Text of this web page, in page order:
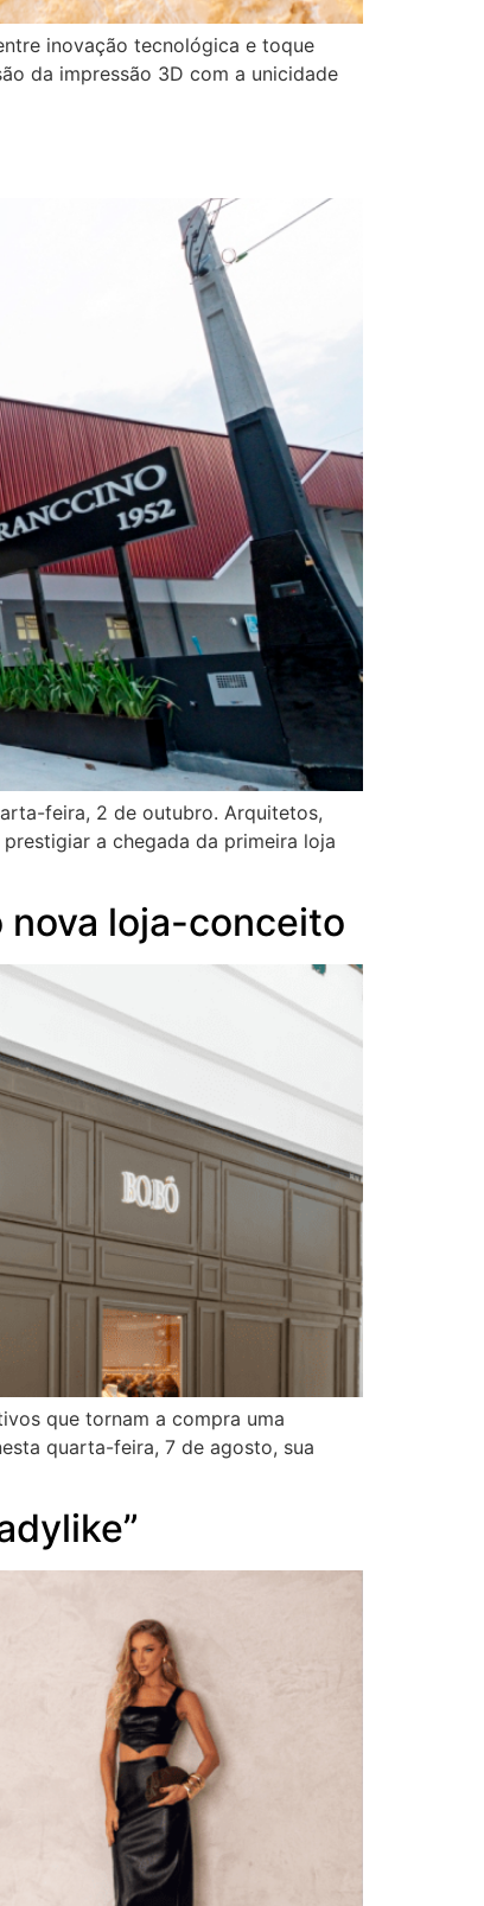
inovação tecnológica e toque
da impressão 3D com a unicidade
feira, 2 de outubro. Arquitetos,
a chegada da primeira loja
nova loja-conceito
que tornam a compra uma
quarta-feira, 7 de agosto, sua